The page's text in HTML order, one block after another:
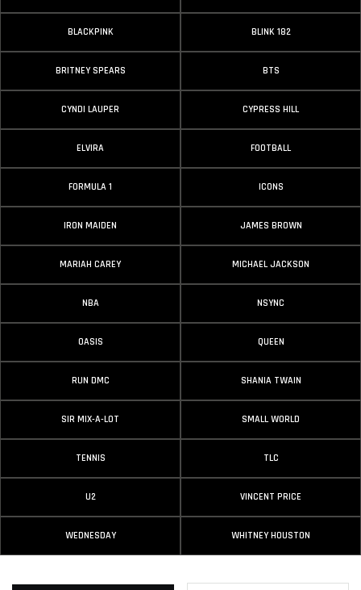
BLACKPINK BLINK 182
BRITNEY SPEARS BTS
CYNDI LAUPER CYPRESS HILL
ELVIRA FOOTBALL
FORMULA 1 ICONS
IRON MAIDEN JAMES BROWN
MARIAH CAREY MICHAEL JACKSON
NBA NSYNC
OASIS QUEEN
RUN DMC SHANIA TWAIN
SIR MIX-A-LOT SMALL WORLD
TENNIS TLC
U2 VINCENT PRICE
WEDNESDAY WHITNEY HOUSTON